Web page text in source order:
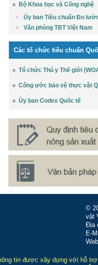
Bộ Khoa học và Công nghệ
Ủy ban Tiêu chuẩn Đo
Văn phòng TBT Việt Nam
Các tổ chức tiêu chuẩn
Tổ chức Thú y Thế giới
Công ước bảo vệ thực vật
Ủy ban Codex Quốc tế
©
vật
Địa
E-
tin được xây dựng với hỗ